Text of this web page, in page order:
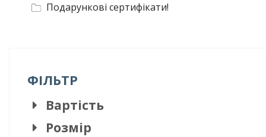
Подарункові сертифікати!
ФІЛЬТР
Вартість
Розмір